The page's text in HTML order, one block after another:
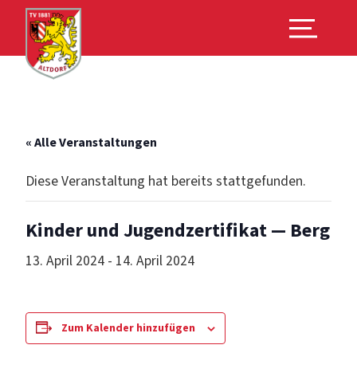
« Alle Veranstaltungen
Diese Veranstaltung hat bereits stattgefunden.
Kinder und Jugendzertifikat — Berg
13. April 2024 - 14. April 2024
Zum Kalender hinzufügen